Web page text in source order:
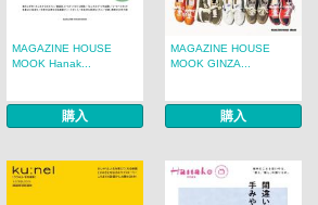
MAGAZINE HOUSE
MOOK Hanak...
購入
MAGAZINE HOUSE
MOOK GINZA...
購入